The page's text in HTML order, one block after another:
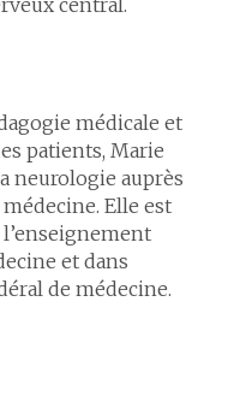
central.
médicale et
patients, Marie
neurologie auprès
Elle est
et dans
de médecine.